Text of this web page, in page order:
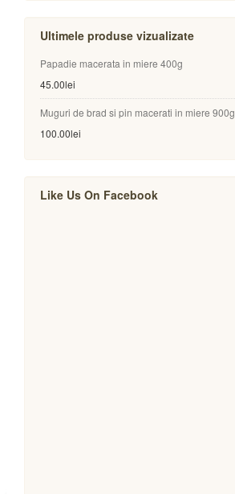
Ultimele produse vizualizate
Papadie macerata in miere 400g
45.00lei
Muguri de brad si pin macerati in miere 900g
100.00lei
Like Us On Facebook